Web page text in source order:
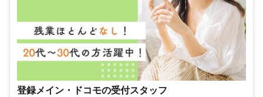
登録メイン・ドコモの受付スタッフ